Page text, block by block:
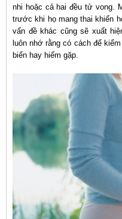
nhi hoặc cả hai đều tử vong.
trước khi họ mang thai khiến
vấn đề khác cũng sẽ xuất
luôn nhớ rằng có cách để
biến hay hiếm gặp.